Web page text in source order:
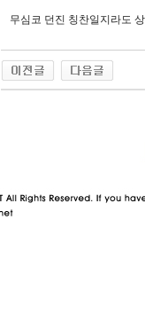
무심코 던진 칭찬일지라도